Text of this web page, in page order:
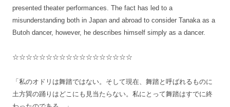
presented theater performances. The fact has led to a
misunderstanding both in Japan and abroad to consider Tanaka as a
Butoh dancer, however, he describes himself simply as a dancer.
☆☆☆☆☆☆☆☆☆☆☆☆☆☆☆☆☆☆
「私のオドリは舞踏ではない。そして現在、舞踏と呼ばれるものに
土方巽の踊りはどこにも見当たらない。私にとって舞踏はすでに終